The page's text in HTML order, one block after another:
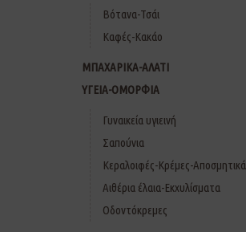
Βότανα-Τσάι
Καφές-Κακάο
ΜΠΑΧΑΡΙΚΑ-ΑΛΑΤΙ
ΥΓΕΙΑ-ΟΜΟΡΦΙΑ
Γυναικεία υγιεινή
Σαπούνια
Κεραλοιφές-Κρέμες-Αποσμητικά
Αιθέρια έλαια-Εκχυλίσματα
Οδοντόκρεμες